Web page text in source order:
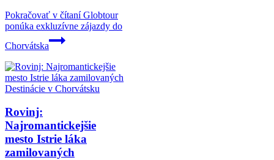
Pokračovať v čítaníGlobtour
ponúka exkluzívne zájazdy do
Chorvátska
Destinácie v Chorvátsku
Rovinj:
Najromantickejšie
mesto Istrie láka
zamilovaných